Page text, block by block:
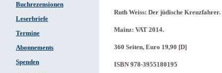
Buchrezensionen
Leserbriefe
Termine
Abonnements
Spenden
Ruth Weiss: Der jüdische Kreuzfahrer.
Mainz: VAT 2014.
360 Seiten, Euro 19,90 [D]
ISBN 978-3955180195